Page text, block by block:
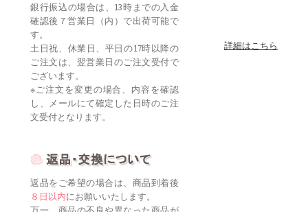
銀行振込の場合は、13時までの入金
確認後７営業日（内）で出荷可能で
す。
土日祝、休業日、平日の17時以降の
ご注文は、翌営業日のご注文受付で
ございます。
※ご注文を変更の場合、内容を確認
し、メールにて確定した日時のご注
文受付となります。
詳細はこちら
返品をご希望の場合は、商品到着後
８日以内にお願いいたします。
万一、商品の不良や異なった商品が